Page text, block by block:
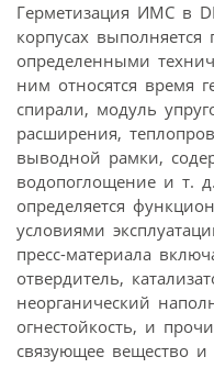
Герметизация ИМС в
корпусах выполняется
определенными
ним относятся время
спирали, модуль
расширения,
выводной рамки,
водопоглощение и т.
определяется
условиями
пресс-материала
отвердитель,
неорганический
огнестойкость, и
связующее вещество и